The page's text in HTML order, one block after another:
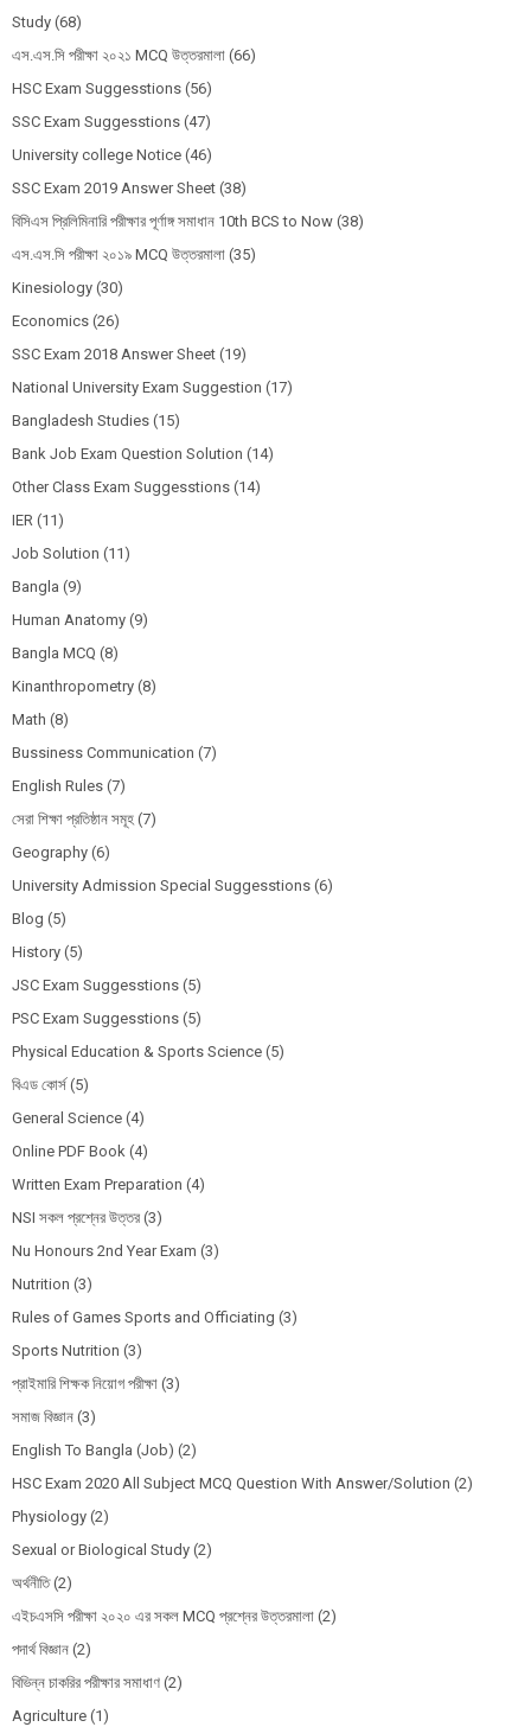
Study (68)
এস.এস.সি পরীক্ষা ২০২১ MCQ উত্তরমালা (66)
HSC Exam Suggesstions (56)
SSC Exam Suggesstions (47)
University college Notice (46)
SSC Exam 2019 Answer Sheet (38)
বিসিএস প্রিলিমিনারি পরীক্ষার পূর্ণাঙ্গ সমাধান 10th BCS to Now (38)
এস.এস.সি পরীক্ষা ২০১৯ MCQ উত্তরমালা (35)
Kinesiology (30)
Economics (26)
SSC Exam 2018 Answer Sheet (19)
National University Exam Suggestion (17)
Bangladesh Studies (15)
Bank Job Exam Question Solution (14)
Other Class Exam Suggesstions (14)
IER (11)
Job Solution (11)
Bangla (9)
Human Anatomy (9)
Bangla MCQ (8)
Kinanthropometry (8)
Math (8)
Bussiness Communication (7)
English Rules (7)
সেরা শিক্ষা প্রতিষ্ঠান সমূহ (7)
Geography (6)
University Admission Special Suggesstions (6)
Blog (5)
History (5)
JSC Exam Suggesstions (5)
PSC Exam Suggesstions (5)
Physical Education & Sports Science (5)
বিএড কোর্স (5)
General Science (4)
Online PDF Book (4)
Written Exam Preparation (4)
NSI সকল প্রশ্নের উত্তর (3)
Nu Honours 2nd Year Exam (3)
Nutrition (3)
Rules of Games Sports and Officiating (3)
Sports Nutrition (3)
প্রাইমারি শিক্ষক নিয়োগ পরীক্ষা (3)
সমাজ বিজ্ঞান (3)
English To Bangla (Job) (2)
HSC Exam 2020 All Subject MCQ Question With Answer/Solution (2)
Physiology (2)
Sexual or Biological Study (2)
অর্থনীতি (2)
এইচএসসি পরীক্ষা ২০২০ এর সকল MCQ প্রশ্নের উত্তরমালা (2)
পদার্থ বিজ্ঞান (2)
বিভিন্ন চাকরির পরীক্ষার সমাধাণ (2)
Agriculture (1)